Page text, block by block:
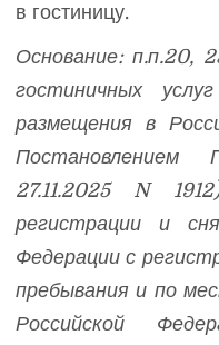
в гостиницу.
Основание: п.п.20,
гостиничных
размещения в
27.11.2025 N
регистрации и
Федерации с
пребывания и по
Российской